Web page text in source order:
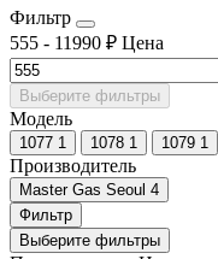
Фильтр
555 - 11990 ₽ Цена
Выберите фильтры
Модель
1077 1 1078 1 1079 1
Производитель
Master Gas Seoul 4
Фильтр
Выберите фильтры